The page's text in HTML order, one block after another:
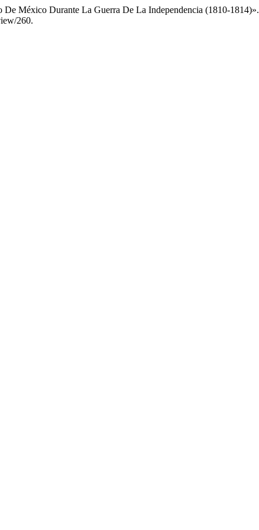
México Durante La Guerra De La Independencia (1810-1814)».
260.